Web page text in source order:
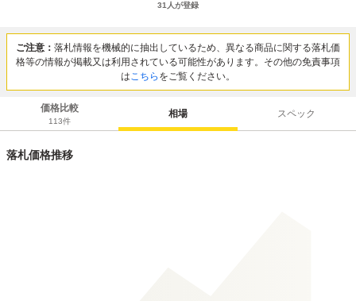
31 人が登録
ご注意： 落札情報を機械的に抽出しているため、異なる商品に関する落札価
格等の情報が掲載又は利用されている可能性があります。その他の免責事項
はこちら をご覧ください。
価格比較
113件
相場 スペック
落札価格推移